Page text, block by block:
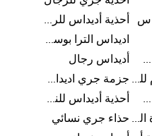
أحذية أديداس للرجال
اديداس الترا بوست للرجال
تخفيضات أديداس للرجال
أديداس رجال
أحذية كرة قدم للرجال
جزمة جري اديداس
تخفيضات أديداس للنساء
أحذية أديداس للنساء
اديداس X لكرة القدم حذاء جري نسائي